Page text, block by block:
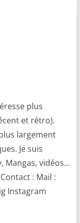
plus
et rétro).
largement
Je suis
Mangas, vidéos...
: Mail :
Instagram